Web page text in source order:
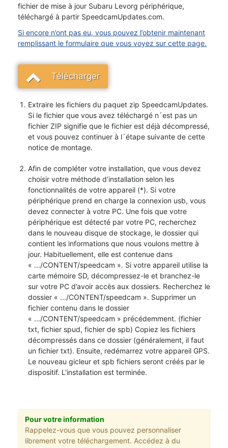
fichier de mise à jour Subaru Levorg périphérique,
téléchargé à partir SpeedcamUpdates.com.
Si encore n’ont pas eu, vous pouvez l’obtenir maintenant
remplissant le formulaire que vous voyez sur cette page.
Télécharger
Extraire les fichiers du paquet zip SpeedcamUpdates.
Si le fichier que vous avez téléchargé n´est pas un
fichier ZIP signifie que le fichier est déjà décompressé,
et vous pouvez continuer à l´étape suivante de cette
notice de montage.
Afin de compléter votre installation, que vous devez
choisir votre méthode d’installation selon les
fonctionnalités de votre appareil (*). Si votre
périphérique prend en charge la connexion usb, vous
devez connecter à votre PC. Une fois que votre
périphérique est détecté par votre PC, recherchez
dans le nouveau disque de stockage, le dossier qui
contient les informations que nous voulons mettre à
jour. Habituellement, elle est contenue dans
« .../CONTENT/speedcam ». Si votre appareil utilise la
carte mémoire SD, décompressez-le et branchez-le
sur votre PC d’avoir accès aux dossiers. Recherchez le
dossier « .../CONTENT/speedcam ». Supprimer un
fichier contenu dans le dossier
« .../CONTENT/speedcam » précédemment. (fichier
txt, fichier spud, fichier de spb) Copiez les fichiers
décompressés dans ce dossier (généralement, il faut
un fichier txt). Ensuite, redémarrez votre appareil GPS.
Le nouveau gicleur et spb fichiers seront créés par le
dispositif. L’installation est terminée.
Pour votre information
Rappelez-vous que vous pouvez personnaliser
librement votre téléchargement. Accédez à du